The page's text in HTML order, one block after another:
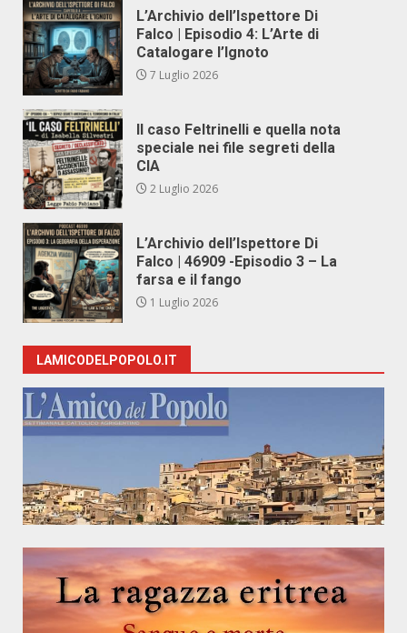
L’Archivio dell’Ispettore Di
Falco | Episodio 4: L’Arte di
Catalogare l’Ignoto
7 Luglio 2026
Il caso Feltrinelli e quella nota
speciale nei file segreti della
CIA
2 Luglio 2026
L’Archivio dell’Ispettore Di
Falco | 46909 -Episodio 3 – La
farsa e il fango
1 Luglio 2026
LAMICODELPOPOLO.IT